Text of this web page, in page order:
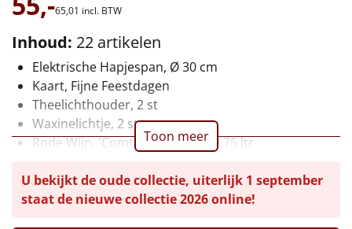
Mannen
Vrouwen
Duurzaam
Leuke
Uniek
65,01 incl. BTW
Inhoud: 22 artikelen
Elektrische Hapjespan, Ø 30 cm
Kaart, Fijne Feestdagen
Theelichthouder, 2 st
Waxinelichtje, 2 st
Rode Wijn, 'Comte Alexandre', 0,75 ltr
Pretzelsticks, 40 gr
Chocolade Pralines, 130 gr
Toon meer
U bekijkt de oude collectie, uiterlijk 1 september
staat de nieuwe collectie 2026 online!